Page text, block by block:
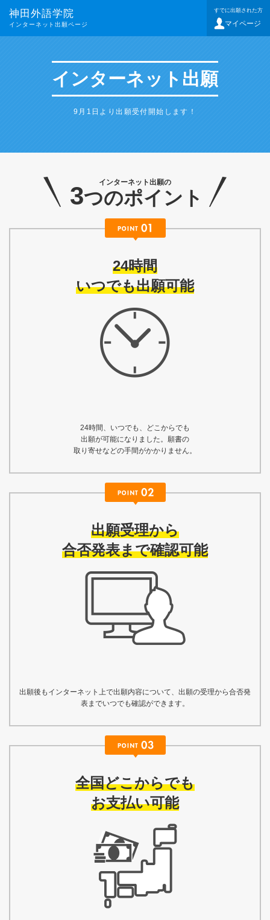
神田外語学院
インターネット出願ページ
すでに出願された方
マイページ
インターネット出願
9月1日より出願受付開始します！
インターネット出願の
3つのポイント
24時間
いつでも出願可能
24時間、いつでも、どこからでも
出願が可能になりました。願書の
取り寄せなどの手間がかかりません。
出願受理から
合否発表まで確認可能
出願後もインターネット上で出願内容について、出願の受理から合否発
表までいつでも確認ができます。
全国どこからでも
お支払い可能